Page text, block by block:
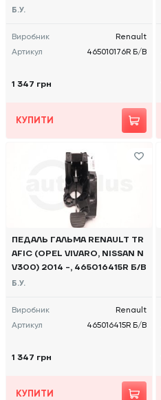
В
Б.У.
Виробник
Renault
Артикул
465010176R Б/В
1 347 грн
КУПИТИ
ПЕДАЛЬ ГАЛЬМА RENAULT TR
AFIC (OPEL VIVARO, NISSAN N
V300) 2014 -, 465016415R Б/В
Б.У.
Виробник
Renault
Артикул
465016415R Б/В
1 347 грн
КУПИТИ